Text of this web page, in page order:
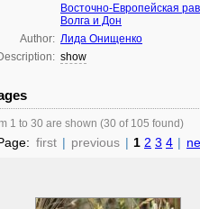
Восточно-Европейская
Волга и Дон
Author: Лида Онищенко
show
1 to 30 are shown (30 of 105 found)
first | previous | 1 2 3 4 |